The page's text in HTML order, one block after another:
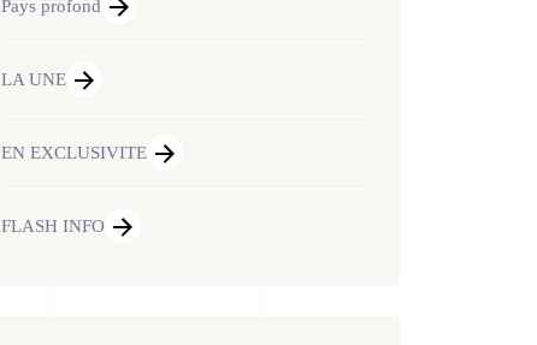
Pays profond
LA UNE
EN EXCLUSIVITE
FLASH INFO